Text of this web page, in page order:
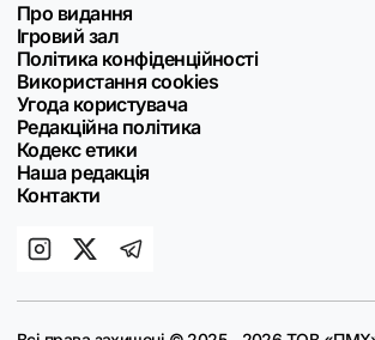
Про видання
Ігровий зал
Політика конфіденційності
Використання cookies
Угода користувача
Редакційна політика
Кодекс етики
Наша редакція
Контакти